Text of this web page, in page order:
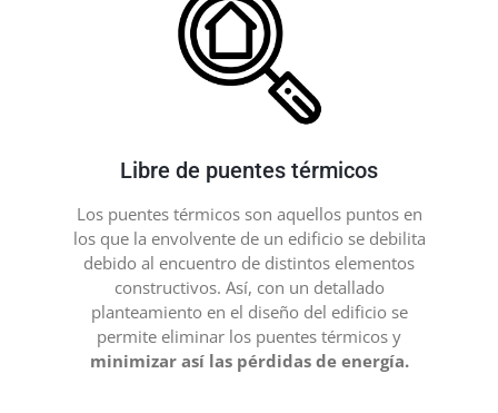
Libre de puentes térmicos
Los puentes térmicos son aquellos puntos en
los que la envolvente de un edificio se debilita
debido al encuentro de distintos elementos
constructivos. Así, con un detallado
planteamiento en el diseño del edificio se
permite eliminar los puentes térmicos y
minimizar así las pérdidas de energía.